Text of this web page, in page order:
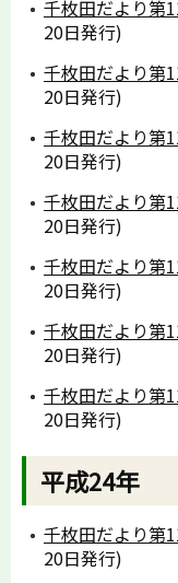
千枚田だより第
20日発行)
千枚田だより第
20日発行)
千枚田だより第
20日発行)
千枚田だより第
20日発行)
千枚田だより第
20日発行)
千枚田だより第
20日発行)
千枚田だより第
20日発行)
平成24年
千枚田だより第
20日発行)